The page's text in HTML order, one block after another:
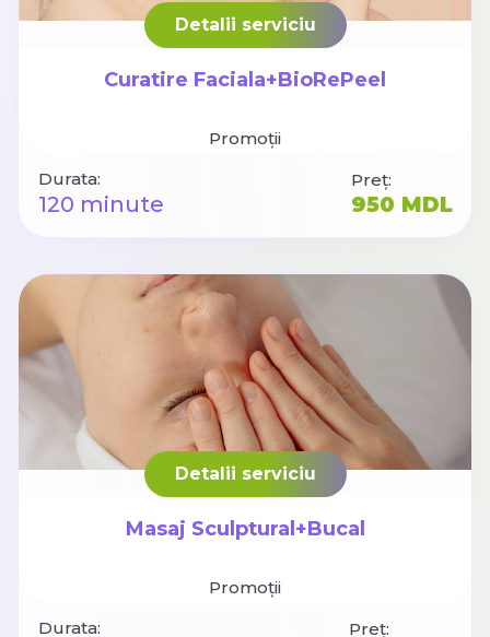
Detalii serviciu
Curatire Faciala+BioRePeel
Promoții
Durata:
120 minute
Preț:
950 MDL
Detalii serviciu
Masaj Sculptural+Bucal
Promoții
Durata:
Preț: